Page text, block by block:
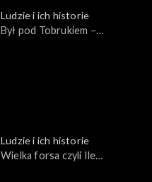
Ludzie i ich historie
Był pod Tobrukiem −
Ludzie i ich historie
Wielka forsa czyli Ile